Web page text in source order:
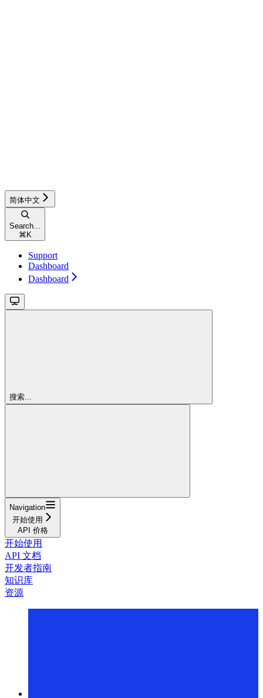
简体中文
Search...
⌘ K
Support
Dashboard
Dashboard
搜索...
Navigation
开始使用
API 价格
开始使用
API 文档
开发者指南
知识库
资源